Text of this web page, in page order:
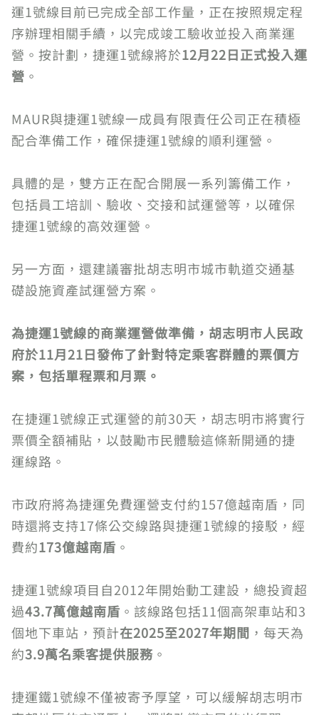
運1號線目前已完成全部工作量，正在按照規定程
序辦理相關手續，以完成竣工驗收並投入商業運
營。按計劃，捷運1號線將於12月22日正式投入運
營 。
MAUR與捷運1號線一成員有限責任公司正在積極
配合準備工作，確保捷運1號線的順利運營。
具體的是，雙方正在配合開展一系列籌備工作，
包括員工培訓、驗收、交接和試運營等，以確保
捷運1號線的高效運營。
另一方面，還建議審批胡志明市城市軌道交通基
礎設施資產試運營方案。
為捷運1號線的商業運營做準備，胡志明市人民政
府於11月21日發佈了針對特定乘客群體的票價方
案，包括單程票和月票。
在捷運1號線正式運營的前30天，胡志明市將實行
票價全額補貼，以鼓勵市民體驗這條新開通的捷
運線路。
市政府將為捷運免費運營支付約157億越南盾，同
時還將支持17條公交線路與捷運1號線的接駁，經
費約173億越南盾 。
捷運1號線項目自2012年開始動工建設，總投資超
過43.7萬億越南盾 。該線路包括11個高架車站和3
個地下車站，預計在2025至2027年期間 ，每天為
約3.9萬名乘客提供服務 。
捷運鐵1號線不僅被寄予厚望，可以緩解胡志明市